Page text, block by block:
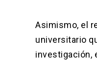
Asimismo, el
universitario
investigación,